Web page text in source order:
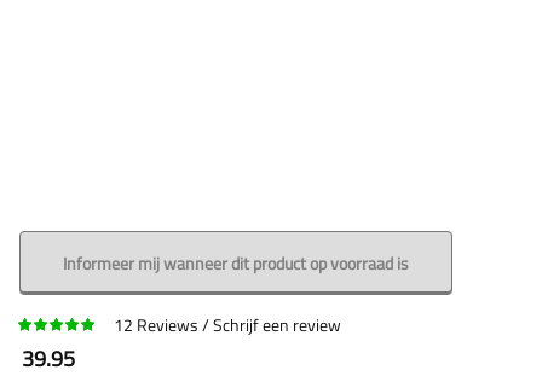
Informeer mij wanneer dit product op voorraad is
12 Reviews Schrijf een review
39.95